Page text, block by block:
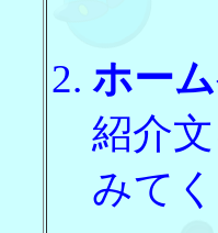
ホー
紹介
みて